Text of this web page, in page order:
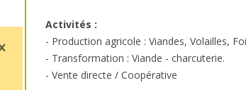
Activités :
- Production agricole : Viandes, Volailles,
- Transformation : Viande - charcuterie.
- Vente directe / Coopérative